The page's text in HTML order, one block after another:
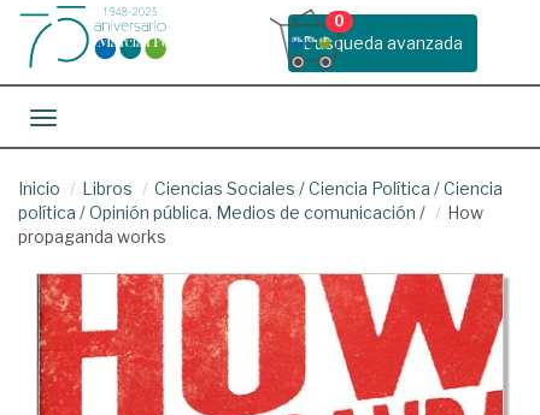
Busqueda avanzada
0
Toggle navigation
Inicio Libros Ciencias Sociales /Ciencia Política /Ciencia
política /Opinión pública. Medios de comunicación /
How
propaganda works